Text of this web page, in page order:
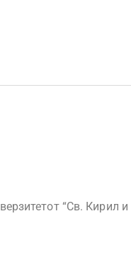
“Св. Кирил и